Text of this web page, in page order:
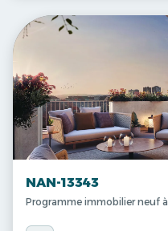
NAN-13343
Programme immobilier neuf à